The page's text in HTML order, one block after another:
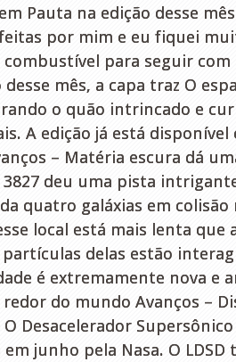
Pauta na edição desse
por mim e eu fiquei
para seguir com
desse mês, a capa traz O
o quão intrincado e
A edição já está
– Matéria escura dá
deu uma pista
quatro galáxias em colisão
local está mais lenta que
delas estão
é extremamente nova e
do mundo Avanços –
Desacelerador
em junho pela Nasa. O